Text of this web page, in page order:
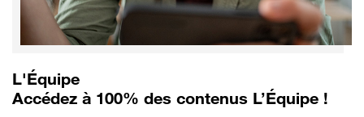
L'Équipe
Accédez à 100% des contenus L’Équipe !